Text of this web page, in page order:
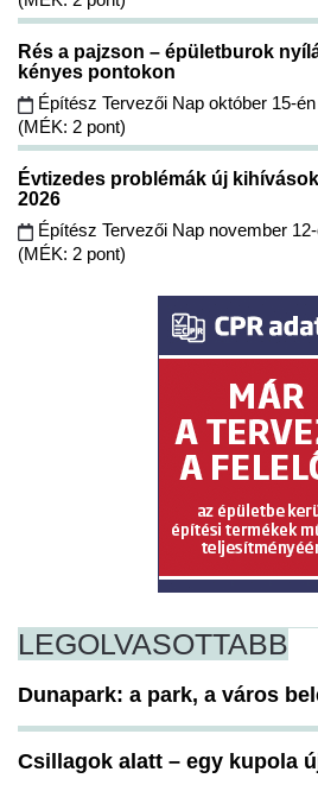
Rés a pajzson – épületburok
kényes pontokon
Építész Tervezői Nap október 15-én
(MÉK: 2 pont)
Évtizedes problémák új
2026
Építész Tervezői Nap november
(MÉK: 2 pont)
LEGOLVASOTTABB
Dunapark: a park, a város
Csillagok alatt – egy kupola